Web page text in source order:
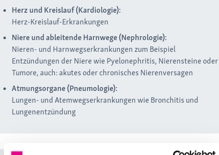
Herz und Kreislauf (Kardiologie):
Herz-Kreislauf-Erkrankungen
Niere und ableitende Harnwege (Nephrologie):
Nieren- und Harnwegserkrankungen zum Beispiel
Entzündungen der Niere wie Pyelonephritis, Nierensteine oder
Tumore, auch: akutes oder chronisches Nierenversagen
Atmungsorgane (Pneumologie):
Lungen- und Atemwegserkrankungen wie Bronchitis und
Lungenentzündung